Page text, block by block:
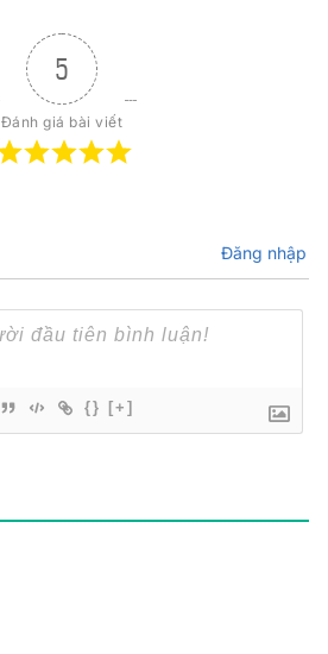
5
Đánh giá bài viết
Đăng nhập
{} [+]